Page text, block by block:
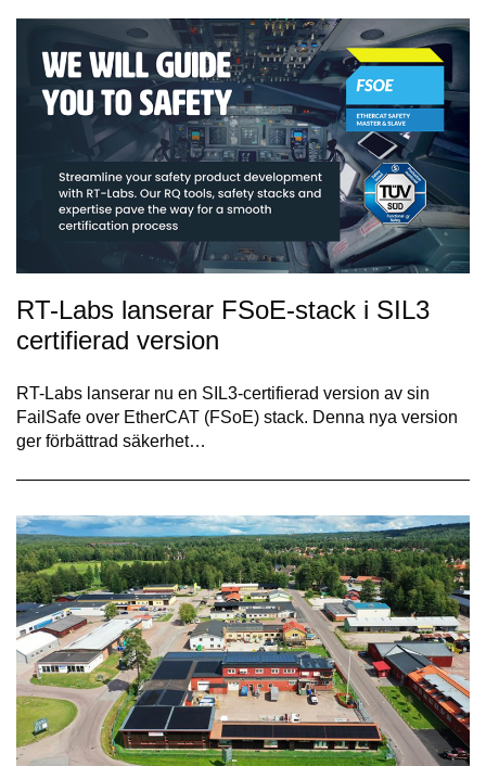
RT-Labs lanserar FSoE-stack i SIL3
certifierad version
RT-Labs lanserar nu en SIL3-certifierad version av sin
FailSafe over EtherCAT (FSoE) stack. Denna nya version
ger förbättrad säkerhet…